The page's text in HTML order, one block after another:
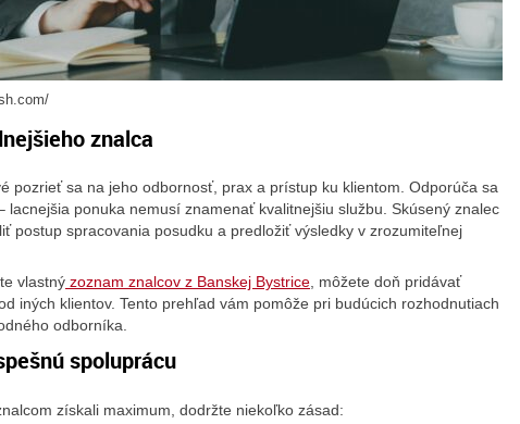
znalca
pozrieť sa na jeho odbornosť, prax a prístup ku klientom. Odporúča sa
lacnejšia ponuka nemusí znamenať kvalitnejšiu službu. Skúsený znalec
postup spracovania posudku a predložiť výsledky v zrozumiteľnej
vlastný zoznam znalcov z Banskej Bystrice, môžete doň pridávať
iných klientov. Tento prehľad vám pomôže pri budúcich rozhodnutiach
odborníka.
spoluprácu
získali maximum, dodržte niekoľko zásad: